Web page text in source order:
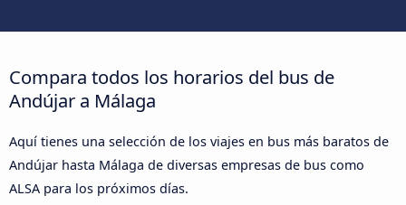
Compara todos los horarios del bus de
Andújar a Málaga
Aquí tienes una selección de los viajes en bus más baratos de
Andújar hasta Málaga de diversas empresas de bus como
ALSA para los próximos días.